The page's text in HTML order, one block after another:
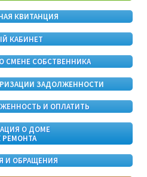
КВИТАНЦИЯ
КАБИНЕТ
СМЕНЕ СОБСТВЕННИКА
ЗАДОЛЖЕННОСТИ
И ОПЛАТИТЬ
О ДОМЕ
РЕМОНТА
И ОБРАЩЕНИЯ